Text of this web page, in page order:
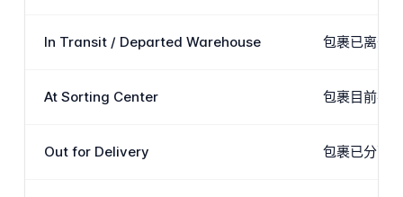
In Transit / Departed Warehouse 包裹已离开
At Sorting Center 包裹目前在
Out for Delivery 包裹已分配